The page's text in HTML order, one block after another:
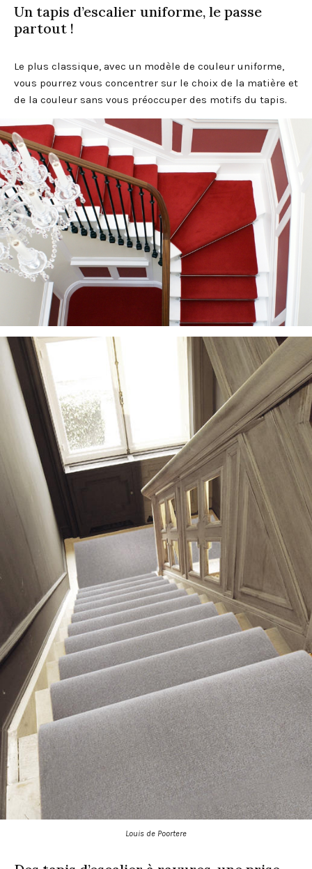
Un tapis d’escalier uniforme, le passe
partout !
Le plus classique, avec un modèle de couleur uniforme,
vous pourrez vous concentrer sur le choix de la matière et
de la couleur sans vous préoccuper des motifs du tapis.
Louis de Poortere